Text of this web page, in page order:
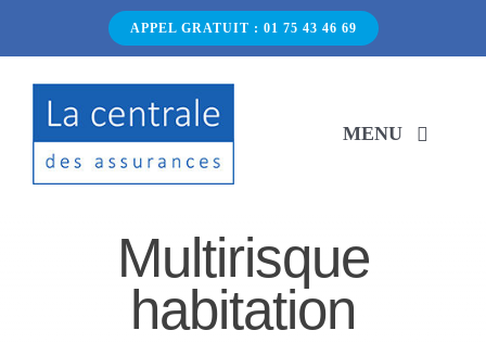
APPEL GRATUIT : 01 75 43 46 69
MENU
NOS PRODUITS
Multirisque
habitation